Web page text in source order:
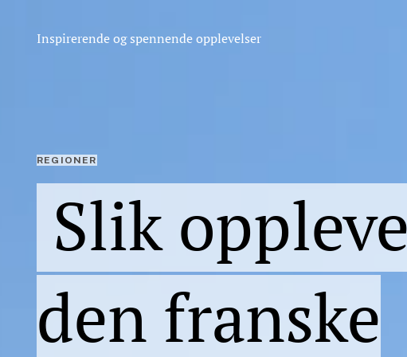
Inspirerende og spennende opplevelser
REGIONER
Slik
den franske